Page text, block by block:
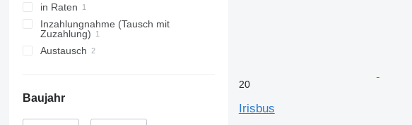
in Raten
Inzahlungnahme (Tausch mit
Zuzahlung)
Austausch
Baujahr
20
Irisbus